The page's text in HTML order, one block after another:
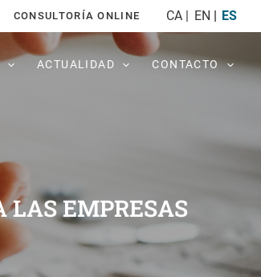
CONSULTORÍA ONLINE CA EN ES
ACTUALIDAD CONTACTO
LAS EMPRESAS